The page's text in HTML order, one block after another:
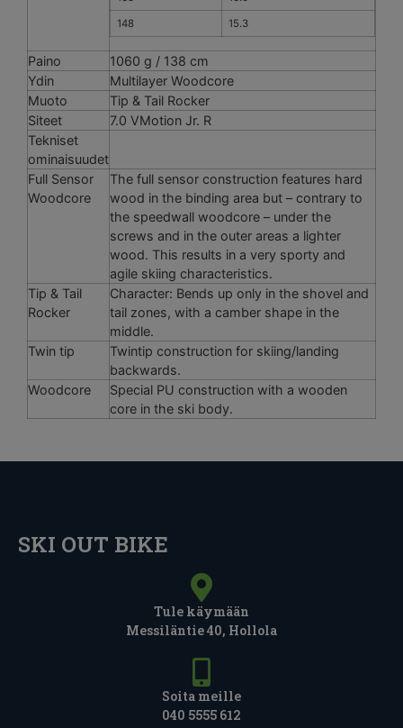
148 15.3
Paino
1060 g / 138 cm
Ydin
Multilayer Woodcore
Muoto
Tip & Tail Rocker
Siteet
7.0 VMotion Jr. R
Tekniset
ominaisuudet
Full Sensor
Woodcore
The full sensor construction features hard
wood in the binding area but – contrary to
the speedwall woodcore – under the
screws and in the outer areas a lighter
wood. This results in a very sporty and
agile skiing characteristics.
Tip & Tail
Rocker
Character: Bends up only in the shovel and
tail zones, with a camber shape in the
middle.
Twin tip
Twintip construction for skiing/landing
backwards.
Woodcore
Special PU construction with a wooden
core in the ski body.
SKI OUT BIKE
Tule käymään
Messiläntie 40, Hollola
Soita meille
040 5555 612